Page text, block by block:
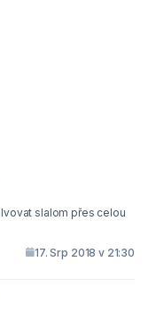
slalom přes celou
17. Srp 2018 v 21:30